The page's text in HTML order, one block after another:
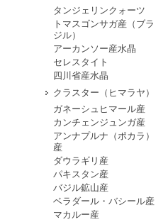
タンジェリンクォーツ
トマスゴンサガ産（ブラ
ジル）
アーカンソー産水晶
セレスタイト
四川省産水晶
クラスター（ヒマラヤ）
ガネーシュヒマール産
カンチェンジュンガ産
アンナプルナ（ポカラ）
産
ダウラギリ産
パキスタン産
バジル鉱山産
ベラダール・バシール産
マカルー産